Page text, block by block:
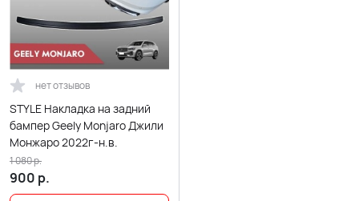
нет отзывов
STYLE Накладка на задний
бампер Geely Monjaro Джили
Монжаро 2022г-н.в.
900 р.
1 080р.